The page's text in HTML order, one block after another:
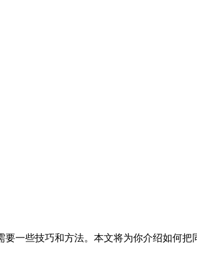
一些技巧和方法。本文将为你介绍如何把